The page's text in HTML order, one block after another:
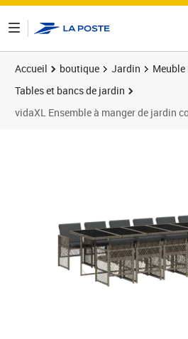
Accueil boutique Jardin
Tables et bancs de jardin
vidaXL Ensemble à manger de jardin